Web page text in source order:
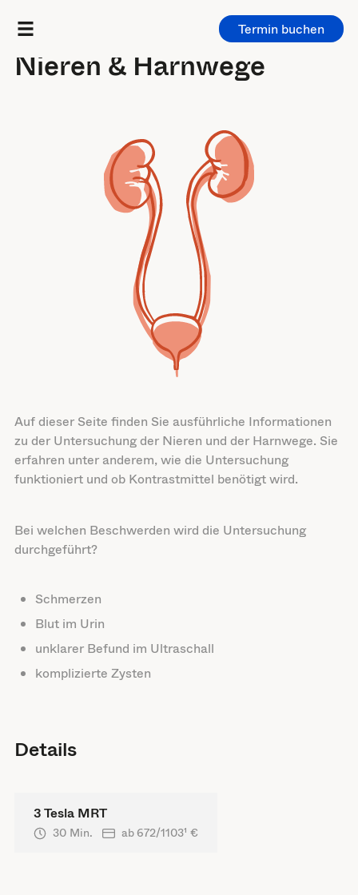
Termin buchen
Untersuchungen Bauch & Becken
Nieren & Harnwege
Auf dieser Seite finden Sie ausführliche Informationen
zu der Untersuchung der Nieren und der Harnwege. Sie
erfahren unter anderem, wie die Untersuchung
funktioniert und ob Kontrastmittel benötigt wird.
Bei welchen Beschwerden wird die Untersuchung
durchgeführt?
Schmerzen
Blut im Urin
unklarer Befund im Ultraschall
komplizierte Zysten
Details
3 Tesla MRT
30 Min. ab 672/1103¹ €